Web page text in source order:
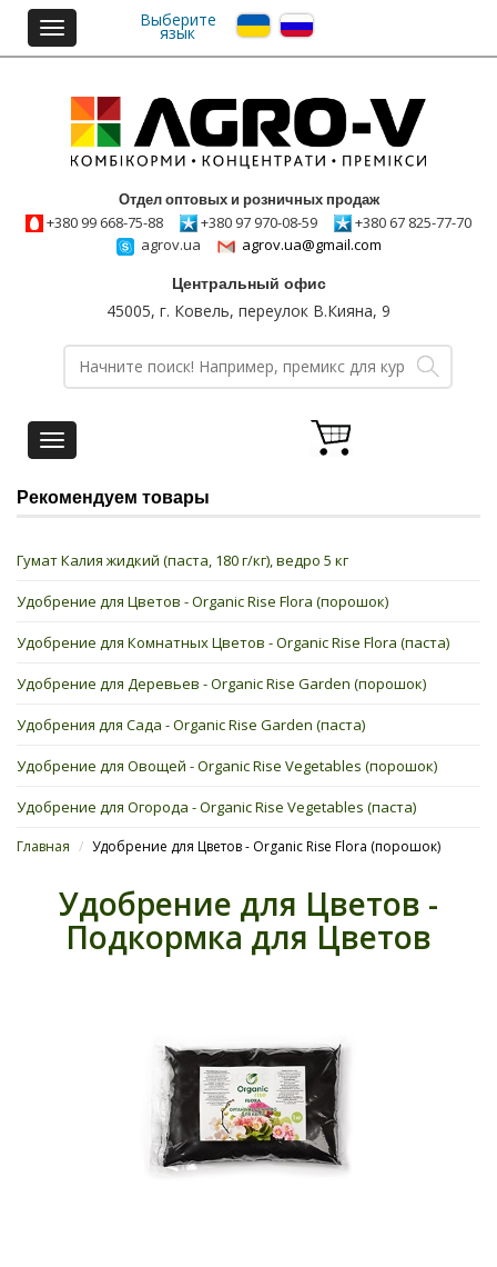
Toggle
navigation
Выберите
язык
Отдел оптовых и розничных продаж
+380 99 668-75-88
+380 97 970-08-59
+380 67 825-77-70
agrov.ua
agrov.ua@gmail.com
Центральный офис
45005, г. Ковель, переулок В.Кияна, 9
Toggle
navigation
Рекомендуем товары
Гумат Калия жидкий (паста, 180 г/кг), ведро 5 кг
Удобрение для Цветов - Organic Rise Flora (порошок)
Удобрение для Комнатных Цветов - Organic Rise Flora (паста)
Удобрение для Деревьев - Organic Rise Garden (порошок)
Удобрения для Сада - Organic Rise Garden (паста)
Удобрение для Овощей - Organic Rise Vegetables (порошок)
Удобрение для Огорода - Organic Rise Vegetables (паста)
Главная / Удобрение для Цветов - Organic Rise Flora (порошок)
Удобрение для Цветов -
Подкормка для Цветов